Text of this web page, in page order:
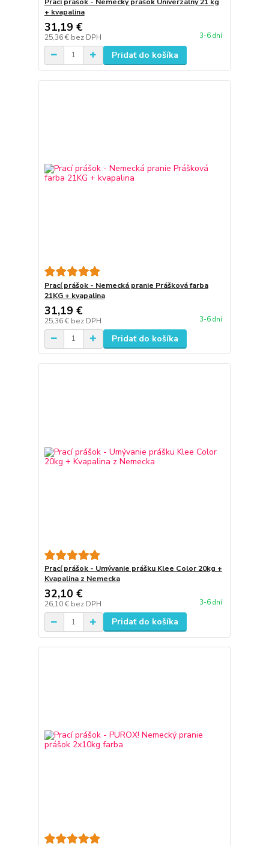
+ kvapalina
31,19 €
25,36 € bez DPH 3-6 dní
Pridať do košíka
Prací prášok - Nemecká pranie Prášková farba
21KG + kvapalina
31,19 €
25,36 € bez DPH 3-6 dní
Pridať do košíka
Prací prášok - Umývanie prášku Klee Color 20kg +
Kvapalina z Nemecka
32,10 €
26,10 € bez DPH 3-6 dní
Pridať do košíka